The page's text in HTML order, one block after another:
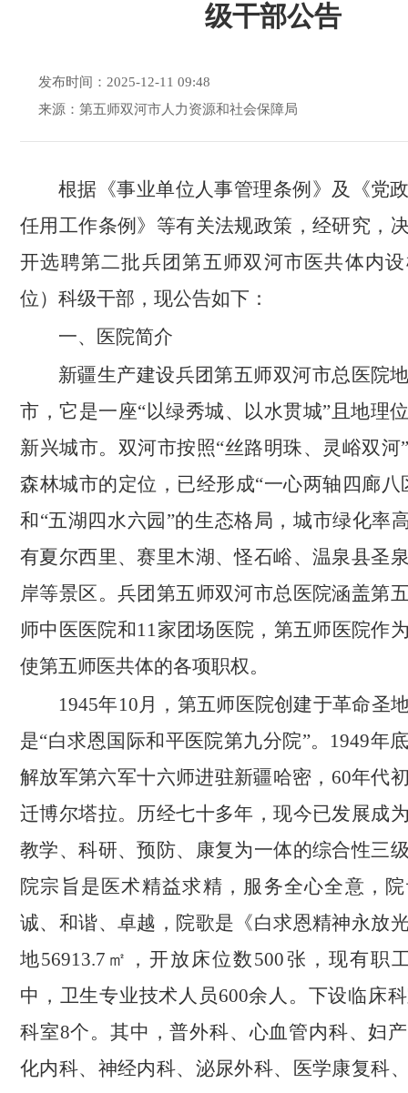
级干部公告
发布时间：2025-12-11 09:48
来源：第五师双河市人力资源和社会保障局
根据《事业单位人事管理条例》及《党
任用工作条例》等有关法规政策，经研究，
开选聘第二批兵团第五师双河市医共体内
位）科级干部，现公告如下：
一、医院简介
新疆生产建设兵团第五师双河市总医院
市，它是一座“以绿秀城、以水贯城”且地理
新兴城市。双河市按照“丝路明珠、灵峪双河
森林城市的定位，已经形成“一心两轴四廊八
和“五湖四水六园”的生态格局，城市绿化率
有夏尔西里、赛里木湖、怪石峪、温泉县圣
岸等景区。兵团第五师双河市总医院涵盖第
师中医医院和11家团场医院，第五师医院作
使第五师医共体的各项职权。
1945年10月，第五师医院创建于革命圣
是“白求恩国际和平医院第九分院”。1949年
解放军第六军十六师进驻新疆哈密，60年代
迁博尔塔拉。历经七十多年，现今已发展成
教学、科研、预防、康复为一体的综合性三
院宗旨是医术精益求精，服务全心全意，
诚、和谐、卓越，院歌是《白求恩精神永放
地56913.7㎡，开放床位数500张，现有职
中，卫生专业技术人员600余人。下设临床
科室8个。其中，普外科、心血管内科、妇
化内科、神经内科、泌尿外科、医学康复科